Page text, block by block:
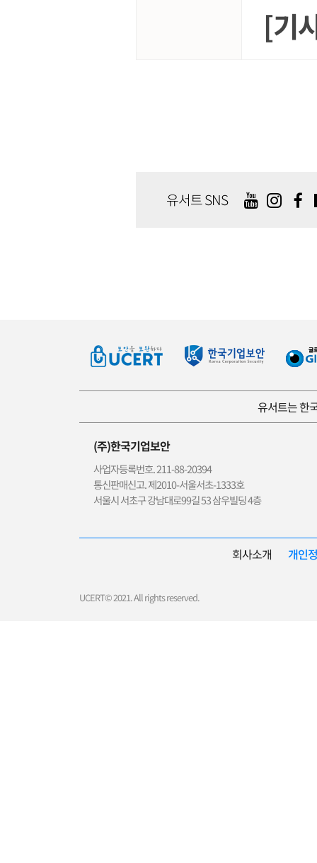
[기
유서트 SNS
유서트는 한
(주)한국기업보안
사업자등록번호. 211-88-20394
통신판매신고. 제2010-서울서초-1333호
서울시 서초구 강남대로99길 53 삼우빌딩 4층
회사소개 개인
UCERT© 2021. All rights reserved.